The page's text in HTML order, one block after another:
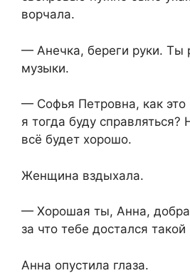
ворчала.
— Анечка, береги руки. Ты
музыки.
— Софья Петровна, как это
я тогда буду справляться?
всё будет хорошо.
Женщина вздыхала.
— Хорошая ты, Анна,
за что тебе достался
Анна опустила глаза.